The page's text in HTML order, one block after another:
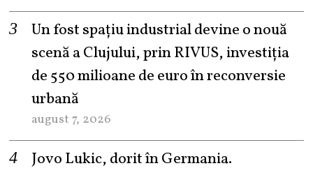
Un fost spațiu industrial devine o nouă
scenă a Clujului, prin RIVUS, investiția
de 550 milioane de euro în reconversie
urbană
august 7, 2026
Jovo Lukic, dorit în Germania.